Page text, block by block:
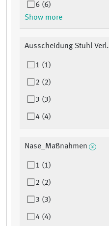
6 (6)
Show more
Ausscheidung Stuhl Verl.
1 (1)
2 (2)
3 (3)
4 (4)
Nase_Maßnahmen
1 (1)
2 (2)
3 (3)
4 (4)